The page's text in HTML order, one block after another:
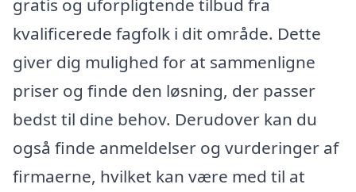
gratis og uforpligtende tilbud fra
kvalificerede fagfolk i dit område. Dette
giver dig mulighed for at sammenligne
priser og finde den løsning, der passer
bedst til dine behov. Derudover kan du
også finde anmeldelser og vurderinger af
firmaerne, hvilket kan være med til at